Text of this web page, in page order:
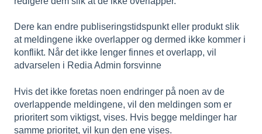
Dere kan endre publiseringstidspunkt eller produkt slik
at meldingene ikke overlapper og dermed ikke kommer i
konflikt. Når det ikke lenger finnes et overlapp, vil
advarselen i Redia Admin forsvinne
Hvis det ikke foretas noen endringer på noen av de
overlappende meldingene, vil den meldingen som er
prioritert som viktigst, vises. Hvis begge meldinger har
samme prioritet, vil kun den ene vises.